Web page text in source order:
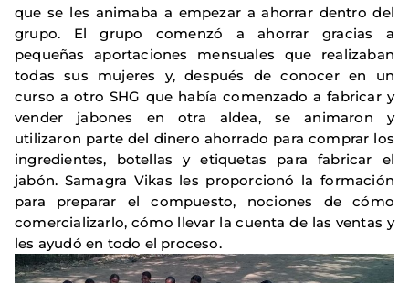
que se les animaba a empezar a ahorrar dentro del
grupo. El grupo comenzó a ahorrar gracias a
pequeñas aportaciones mensuales que realizaban
todas sus mujeres y, después de conocer en un
curso a otro SHG que había comenzado a fabricar y
vender jabones en otra aldea, se animaron y
utilizaron parte del dinero ahorrado para comprar los
ingredientes, botellas y etiquetas para fabricar el
jabón. Samagra Vikas les proporcionó la formación
para preparar el compuesto, nociones de cómo
comercializarlo, cómo llevar la cuenta de las ventas y
les ayudó en todo el proceso.